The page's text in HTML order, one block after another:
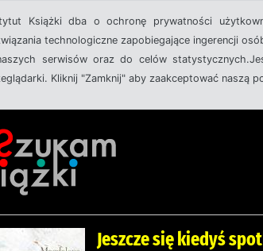
Książki dba o ochronę prywatności
technologiczne zapobiegające ingerencji
serwisów oraz do celów
Kliknij "Zamknij" aby zaakceptować naszą
Jeszcze się kiedyś